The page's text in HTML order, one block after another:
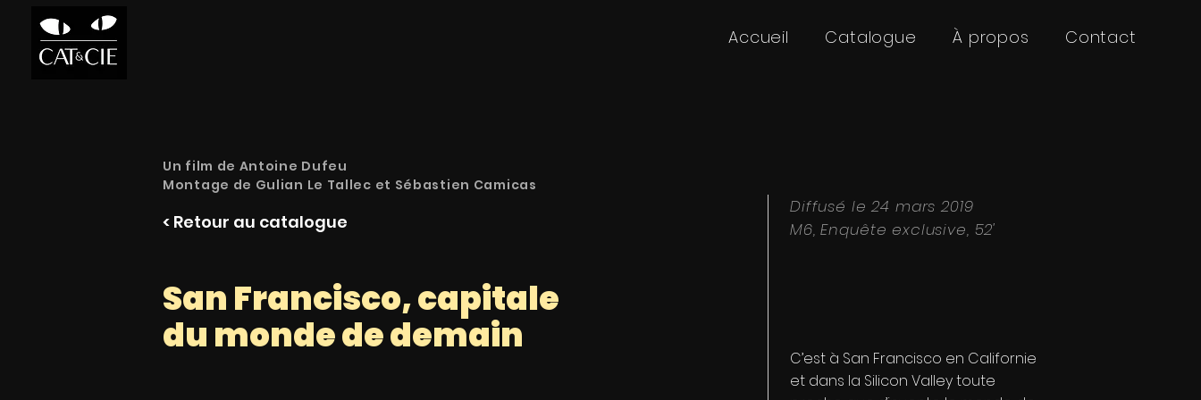
Accueil Catalogue À propos Contact
Un film de Antoine Dufeu
Montage de Gulian Le Tallec et Sébastien Camicas
< Retour au catalogue
Diffusé le 24 mars 2019
M6, Enquête exclusive, 52'
San Francisco, capitale
du monde de demain
C’est à San Francisco en Californie
et dans la Silicon Valley toute